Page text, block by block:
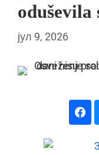
oduševila
јул 9, 2026